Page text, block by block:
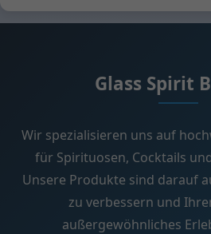
Glass Spirit
Wir spezialisieren uns auf
für Spirituosen, Cocktails
Unsere Produkte sind darauf
zu verbessern und
außergewöhnliches